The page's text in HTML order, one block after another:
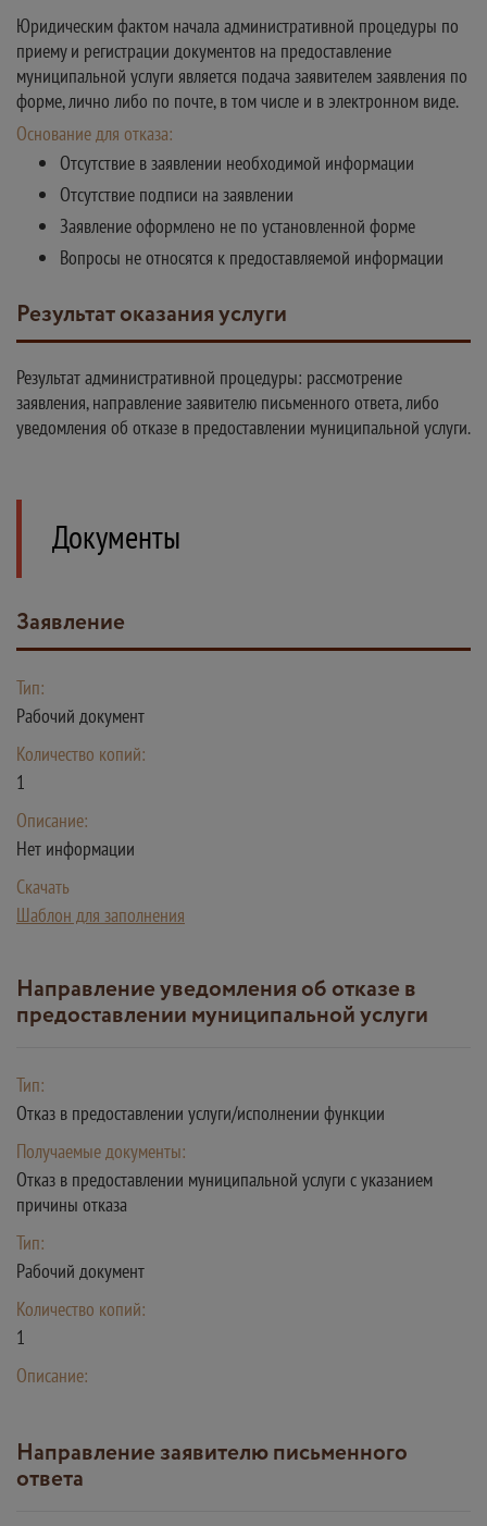
Юридическим фактом начала административной процедуры по
приему и регистрации документов на предоставление
муниципальной услуги является подача заявителем заявления по
форме, лично либо по почте, в том числе и в электронном виде.
Основание для отказа:
Отсутствие в заявлении необходимой информации
Отсутствие подписи на заявлении
Заявление оформлено не по установленной форме
Вопросы не относятся к предоставляемой информации
Результат оказания услуги
Результат административной процедуры: рассмотрение
заявления, направление заявителю письменного ответа, либо
уведомления об отказе в предоставлении муниципальной услуги.
Документы
Заявление
Тип:
Рабочий документ
Количество копий:
1
Описание:
Нет информации
Скачать
Шаблон для заполнения
Направление уведомления об отказе в
предоставлении муниципальной услуги
Тип:
Отказ в предоставлении услуги/исполнении функции
Получаемые документы:
Отказ в предоставлении муниципальной услуги с указанием
причины отказа
Тип:
Рабочий документ
Количество копий:
1
Описание:
Направление заявителю письменного
ответа